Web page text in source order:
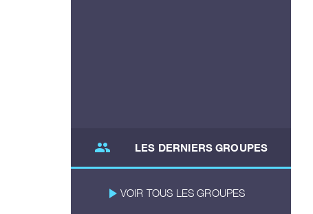
group LES DERNIERS GROUPES
play_arrow VOIR TOUS LES GROUPES